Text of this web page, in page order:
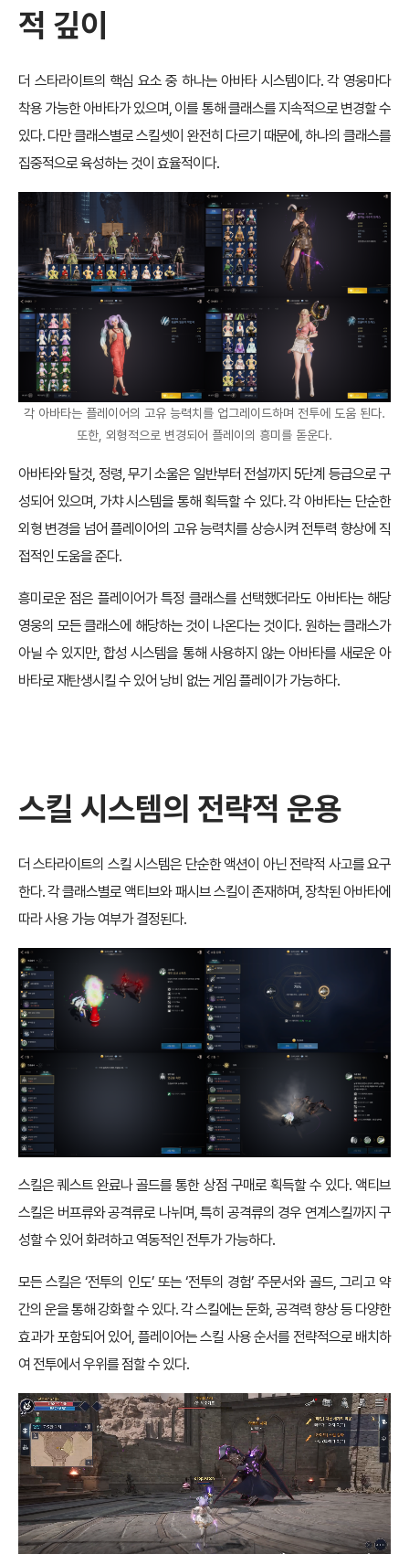
적 깊이
더 스타라이트의 핵심 요소 중 하나는 아바타 시스템이다. 각 영웅마다
착용 가능한 아바타가 있으며, 이를 통해 클래스를 지속적으로 변경할 수
있다. 다만 클래스별로 스킬셋이 완전히 다르기 때문에, 하나의 클래스를
집중적으로 육성하는 것이 효율적이다.
각 아바타는 플레이어의 고유 능력치를 업그레이드하며 전투에 도움 된다.
또한, 외형적으로 변경되어 플레이의 흥미를 돋운다.
아바타와 탈것, 정령, 무기 소울은 일반부터 전설까지 5단계 등급으로 구
성되어 있으며, 가챠 시스템을 통해 획득할 수 있다. 각 아바타는 단순한
외형 변경을 넘어 플레이어의 고유 능력치를 상승시켜 전투력 향상에 직
접적인 도움을 준다.
흥미로운 점은 플레이어가 특정 클래스를 선택했더라도 아바타는 해당
영웅의 모든 클래스에 해당하는 것이 나온다는 것이다. 원하는 클래스가
아닐 수 있지만, 합성 시스템을 통해 사용하지 않는 아바타를 새로운 아
바타로 재탄생시킬 수 있어 낭비 없는 게임 플레이가 가능하다.
스킬 시스템의 전략적 운용
더 스타라이트의 스킬 시스템은 단순한 액션이 아닌 전략적 사고를 요구
한다. 각 클래스별로 액티브와 패시브 스킬이 존재하며, 장착된 아바타에
따라 사용 가능 여부가 결정된다.
스킬은 퀘스트 완료나 골드를 통한 상점 구매로 획득할 수 있다. 액티브
스킬은 버프류와 공격류로 나뉘며, 특히 공격류의 경우 연계스킬까지 구
성할 수 있어 화려하고 역동적인 전투가 가능하다.
모든 스킬은 ‘전투의 인도’ 또는 ‘전투의 경험’ 주문서와 골드, 그리고 약
간의 운을 통해 강화할 수 있다. 각 스킬에는 둔화, 공격력 향상 등 다양한
효과가 포함되어 있어, 플레이어는 스킬 사용 순서를 전략적으로 배치하
여 전투에서 우위를 점할 수 있다.